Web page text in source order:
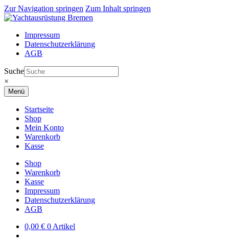
Zur Navigation springen Zum Inhalt springen
Impressum
Datenschutzerklärung
AGB
Suche
×
Menü
Startseite
Shop
Mein Konto
Warenkorb
Kasse
Shop
Warenkorb
Kasse
Impressum
Datenschutzerklärung
AGB
0,00 € 0 Artikel